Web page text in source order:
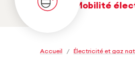
Mobilité
Accueil / Électricité et gaz